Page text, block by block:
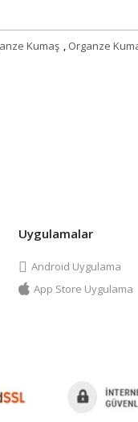
Kumaş , Organze
Uygulamalar
Android Uygulama
App Store Uygulama